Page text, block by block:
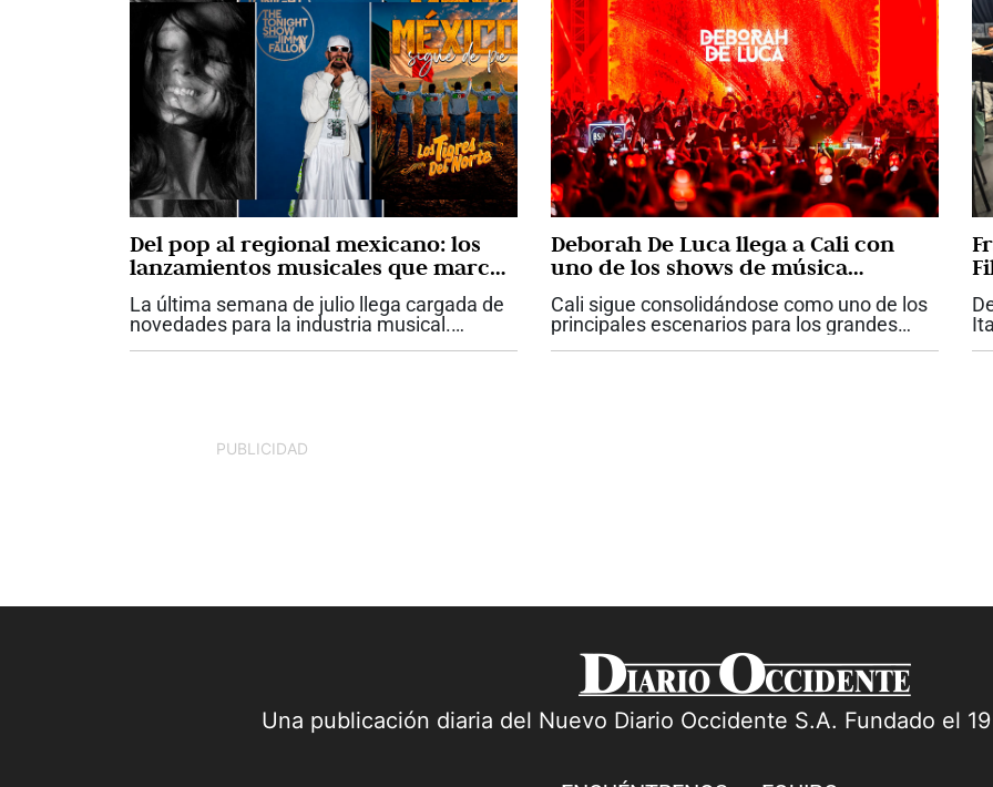
Del pop al regional mexicano: los
lanzamientos musicales que marcan
la semana
La última semana de julio llega cargada de
novedades para la industria musical.
Deborah De Luca llega a Cali con
uno de los shows de música
electrónica más esperados del año
Cali sigue consolidándose como uno de los
principales escenarios para los grandes
PUBLICIDAD
Una publicación diaria del Nuevo Diario Occidente S.A. Fundado el